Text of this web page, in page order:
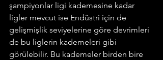
şampiyonlar ligi kademesine kadar
ligler mevcut ise Endüstri için de
gelişmişlik seviyelerine göre devrimleri
de bu liglerin kademeleri gibi
görülebilir. Bu kademeler birden bire